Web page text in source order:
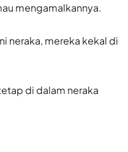
mengamalkannya.
neraka, mereka kekal di
di dalam neraka